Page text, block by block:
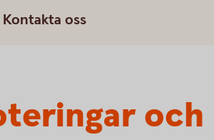
Kontakta oss
och